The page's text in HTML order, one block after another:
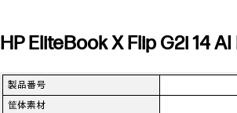
HP EliteBook X Flip G2i 14
製品番号
筐体素材